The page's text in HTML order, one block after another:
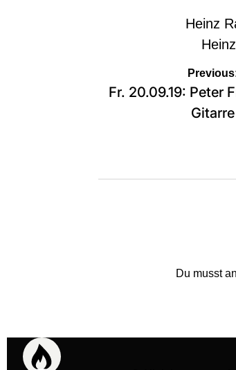
Heinz
Fr. 20.09.19: Peter
Gitarre
Du musst